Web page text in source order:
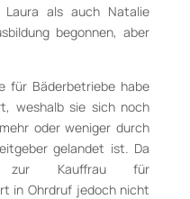
als auch Natalie
begonnen, aber
für Bäderbetriebe habe
weshalb sie sich noch
oder weniger durch
gelandet ist. Da
zur Kauffrau für
in Ohrdruf jedoch nicht